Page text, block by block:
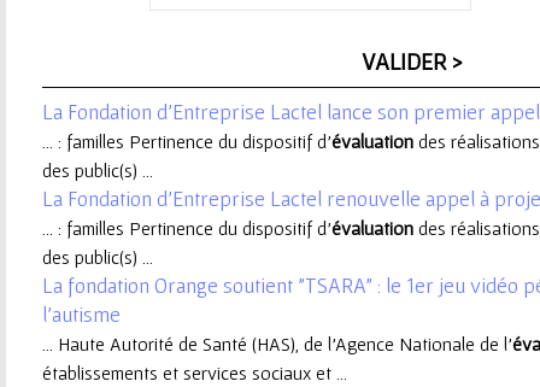
r
r
e
u
r
La Fondation d’Entreprise Lactel lance son premier
... : familles Pertinence du dispositif d’évaluation des
des public(s) ...
La Fondation d’Entreprise Lactel renouvelle appel à
... : familles Pertinence du dispositif d’évaluation des
des public(s) ...
La fondation Orange soutient "TSARA" : le 1er jeu vidéo
l'autisme
... Haute Autorité de Santé (HAS), de l'Agence Nationale de l'
établissements et services sociaux et ...